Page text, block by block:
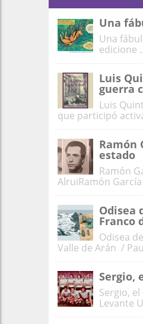
Una
Una
edicione
Luis
guerra
Luis
que participó
Ramón
estado
Ramón
AlruiRamón
Odisea
Franco
Odisea
Valle de Arán /
Sergio,
Sergio,
Levante